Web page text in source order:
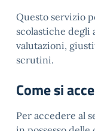
Questo servizio
scolastiche
valutazioni,
scrutini.
Come si
Per accedere al